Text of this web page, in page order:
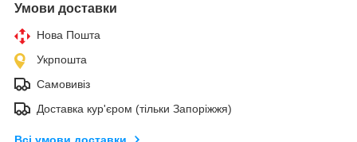
Умови доставки
Нова Пошта
Укрпошта
Самовивіз
Доставка кур'єром (тільки Запоріжжя)
Всі умови доставки